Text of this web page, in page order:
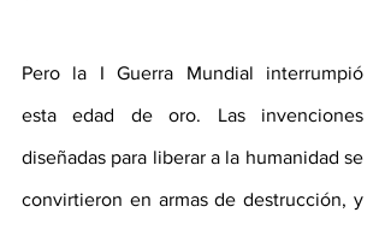
Pero la I Guerra Mundial interrumpió
esta edad de oro. Las invenciones
diseñadas para liberar a la humanidad se
convirtieron en armas de destrucción, y